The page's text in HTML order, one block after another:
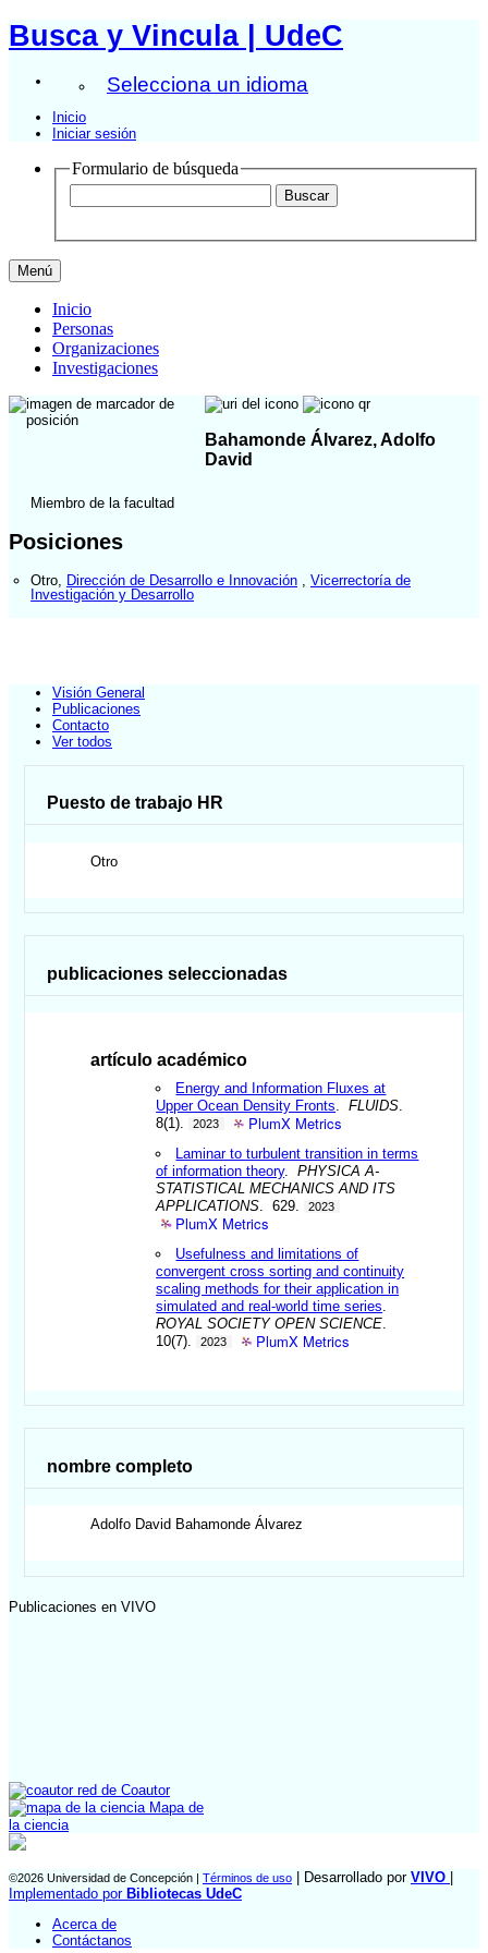
Busca y Vincula | UdeC
Selecciona un idioma
Inicio
Iniciar sesión
Formulario de búsqueda
Menú
Inicio
Personas
Organizaciones
Investigaciones
Bahamonde Álvarez, Adolfo
David
Miembro de la facultad
Posiciones
Otro Dirección de Desarrollo e Innovación
Vicerrectoría de
Investigación y Desarrollo
Visión General
Publicaciones
Contacto
Ver todos
Puesto de trabajo HR
Otro
publicaciones seleccionadas
artículo académico
Energy and Information Fluxes at
Upper Ocean Density Fronts .FLUIDS
8(1).
2023 PlumX Metrics
Laminar to turbulent transition in terms
of information theory.PHYSICA A-
STATISTICAL MECHANICS AND ITS
APPLICATIONS . 629. 2023
PlumX Metrics
Usefulness and limitations of
convergent cross sorting and continuity
scaling methods for their application in
simulated and real-world time series
ROYAL SOCIETY OPEN SCIENCE
10(7).
2023 PlumX Metrics
nombre completo
Adolfo David Bahamonde Álvarez
Publicaciones en VIVO
red de Coautor
Mapa de
la ciencia
©2026 Universidad de Concepción | Términos de uso | Desarrollado por VIVO
Implementado por Bibliotecas UdeC
Acerca de
Contáctanos